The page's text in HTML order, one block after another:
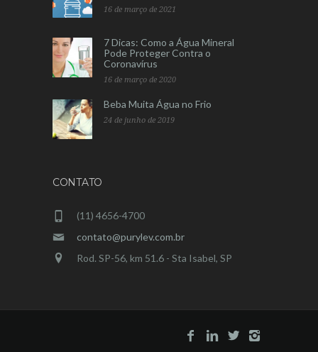
16 de março de 2021
7 Dicas: Como a Água Mineral
Pode Proteger Contra o
Coronavírus
16 de março de 2020
Beba Muita Água no Frio
24 de junho de 2019
CONTATO
(11) 4656-4700
contato@purylev.com.br
Rod. SP-56, km 51.6 - Sta Isabel, SP